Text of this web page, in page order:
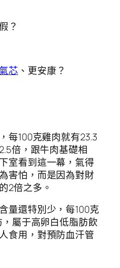
？
芯 、更安康？
每100克雞肉就有23.3
倍，跟牛肉基礎相
室看到這一幕，氣得
害怕，而是因為對財
2倍之多。
量還特別少，每100克
屬于高卵白低脂肪飲
食用，對預防血汗管